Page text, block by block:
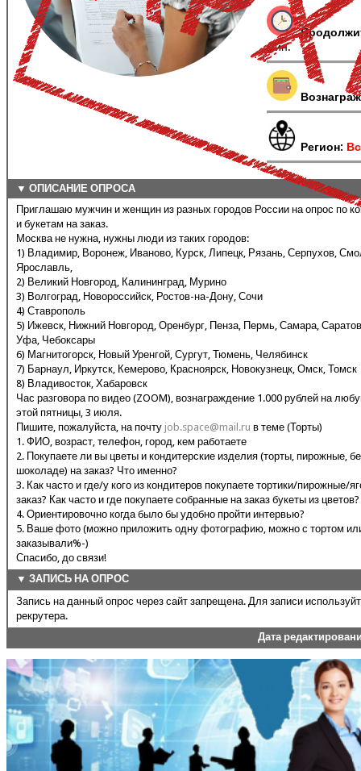
мин.
Регион:
▼ ОПИСАНИЕ ОПРОСА
Приглашаю мужчин и женщин из разных городов России на опрос по
и букетам на заказ.
Москва не нужна, нужны люди из таких городов:
1) Владимир, Воронеж, Иваново, Курск, Липецк, Рязань, Серпухов,
Ярославль,
2) Великий Новгород, Калининград, Мурино
3) Волгоград, Новороссийск, Ростов-на-Дону, Сочи
4) Ставрополь
5) Ижевск, Нижний Новгород, Оренбург, Пенза, Пермь, Самара,
Уфа, Чебоксары
6) Магнитогорск, Новый Уренгой, Сургут, Тюмень, Челябинск
7) Барнаул, Иркутск, Кемерово, Красноярск, Новокузнецк, Омск, Томск
8) Владивосток, Хабаровск
Час разговора по видео (ZOOM), вознаграждение 1.000 рублей на
этой пятницы, 3 июля.
Пишите, пожалуйста, на почту job.space@mail.ru в теме (Торты)
1. ФИО, возраст, телефон, город, кем работаете
2. Покупаете ли вы цветы и кондитерские изделия (торты, пирожные,
шоколаде) на заказ? Что именно?
3. Как часто и где/у кого из кондитеров покупаете тортики/пирожные/
заказ? Как часто и где покупаете собранные на заказ букеты из цветов?
4. Ориентировочно когда было бы удобно пройти интервью?
5. Ваше фото (можно приложить одну фотографию, можно с тортом
заказывали%-)
Спасибо, до связи!
▼ ЗАПИСЬ НА ОПРОС
Запись на данный опрос через сайт запрещена. Для записи
рекрутера.
Дата